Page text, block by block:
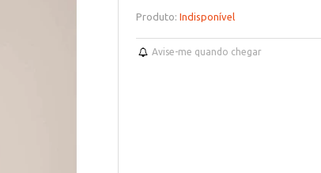
Produto: Indisponível
Avise-me quando chegar